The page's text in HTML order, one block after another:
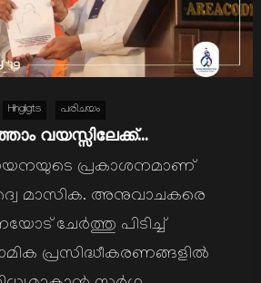
Hihgligts പരിചയം
വയസ്സിലേക്ക്…
പ്രകാശനമാണ്
മാസിക. അനുവാചകരെ
ചേര്‍ത്തു പിടിച്ച്
പ്രസിദ്ധീകരണങ്ങളില്‍